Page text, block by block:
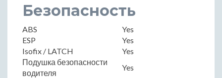
Безопасность
ABS
Yes
ESP
Yes
Isofix / LATCH
Yes
Подушка безопасности
водителя
Yes